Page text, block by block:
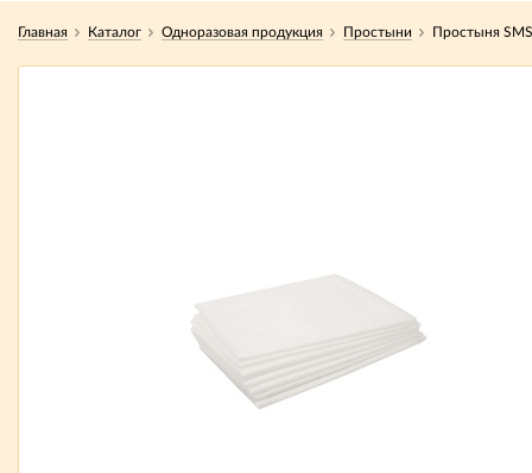
Главная Каталог Одноразовая продукция Простыни ​Простыня